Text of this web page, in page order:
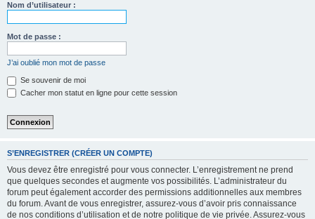
Nom d’utilisateur :
Mot de passe :
J’ai oublié mon mot de passe
Se souvenir de moi
Cacher mon statut en ligne pour cette session
S’ENREGISTRER (CRÉER UN COMPTE)
Vous devez être enregistré pour vous connecter. L’enregistrement ne prend
que quelques secondes et augmente vos possibilités. L’administrateur du
forum peut également accorder des permissions additionnelles aux membres
du forum. Avant de vous enregistrer, assurez-vous d’avoir pris connaissance
de nos conditions d’utilisation et de notre politique de vie privée. Assurez-vous